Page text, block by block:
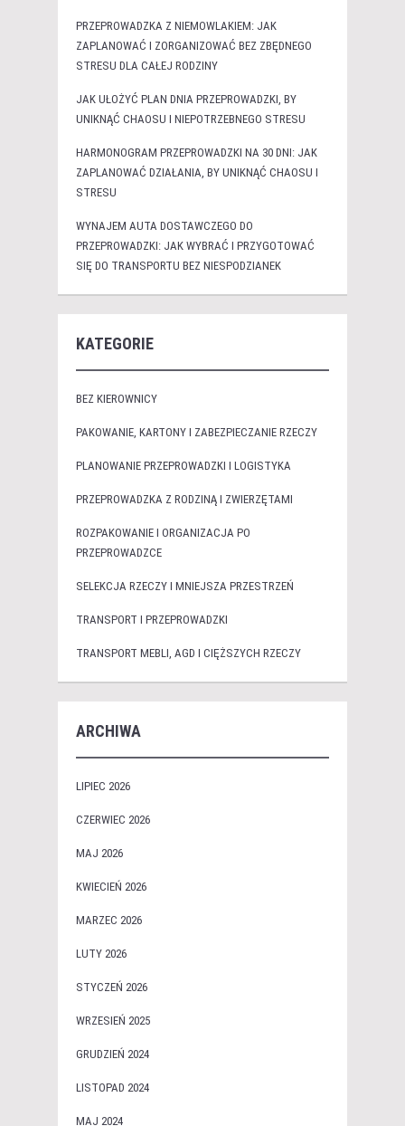
PRZEPROWADZKA Z NIEMOWLAKIEM: JAK
ZAPLANOWAĆ I ZORGANIZOWAĆ BEZ ZBĘDNEGO
STRESU DLA CAŁEJ RODZINY
JAK UŁOŻYĆ PLAN DNIA PRZEPROWADZKI, BY
UNIKNĄĆ CHAOSU I NIEPOTRZEBNEGO STRESU
HARMONOGRAM PRZEPROWADZKI NA 30 DNI: JAK
ZAPLANOWAĆ DZIAŁANIA, BY UNIKNĄĆ CHAOSU I
STRESU
WYNAJEM AUTA DOSTAWCZEGO DO
PRZEPROWADZKI: JAK WYBRAĆ I PRZYGOTOWAĆ
SIĘ DO TRANSPORTU BEZ NIESPODZIANEK
KATEGORIE
BEZ KIEROWNICY
PAKOWANIE, KARTONY I ZABEZPIECZANIE RZECZY
PLANOWANIE PRZEPROWADZKI I LOGISTYKA
PRZEPROWADZKA Z RODZINĄ I ZWIERZĘTAMI
ROZPAKOWANIE I ORGANIZACJA PO
PRZEPROWADZCE
SELEKCJA RZECZY I MNIEJSZA PRZESTRZEŃ
TRANSPORT I PRZEPROWADZKI
TRANSPORT MEBLI, AGD I CIĘŻSZYCH RZECZY
ARCHIWA
LIPIEC 2026
CZERWIEC 2026
MAJ 2026
KWIECIEŃ 2026
MARZEC 2026
LUTY 2026
STYCZEŃ 2026
WRZESIEŃ 2025
GRUDZIEŃ 2024
LISTOPAD 2024
MAJ 2024